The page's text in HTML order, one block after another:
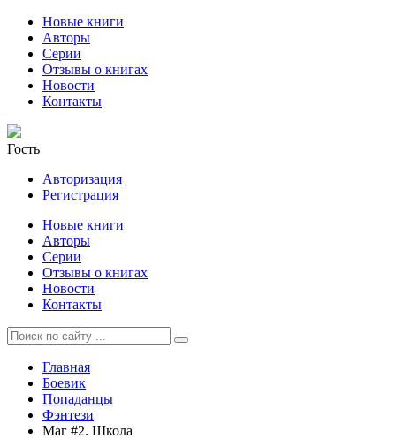
Новые книги
Авторы
Серии
Отзывы о книгах
Новости
Контакты
Гость
Авторизация
Регистрация
Новые книги
Авторы
Серии
Отзывы о книгах
Новости
Контакты
Главная
Боевик
Попаданцы
Фэнтези
Маг #2. Школа